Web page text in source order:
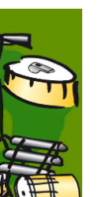
templates
and business
also plays a
and
and backup
ACCESS,
of the data
collection is
the user uses
to establish a
the data
to the user-